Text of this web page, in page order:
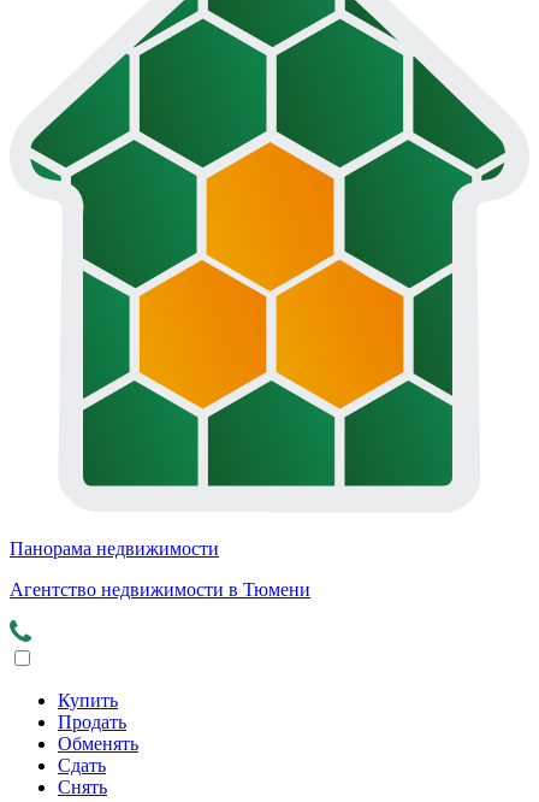
Панорама недвижимости
Агентство недвижимости в Тюмени
Купить
Продать
Обменять
Сдать
Снять